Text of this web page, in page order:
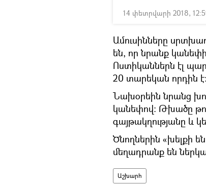
14 փետրվարի 2018,
Ամուսինները
են, որ նրանք
Ոստիկաններն էլ
20 տարեկան որդին է։
Նախօրեին նրանց
կանեփով։ Թխածը
գայթակղությանը և
Ծնողներին «խելքի
մեղադրանք են
Աշխարհ